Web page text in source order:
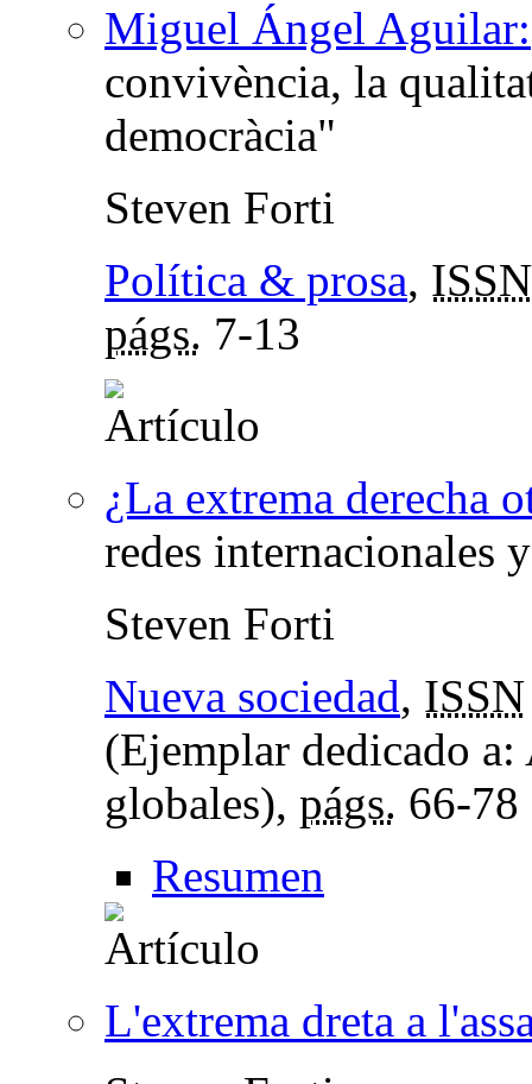
Miguel Ángel Aguilar:
convivència, la
democràcia"
Steven Forti
Política & prosa, ISSN
págs. 7-13
¿La extrema derecha
redes internacionales
Steven Forti
Nueva sociedad, ISSN
(Ejemplar dedicado
globales), págs. 66-78
Resumen
L'extrema dreta a